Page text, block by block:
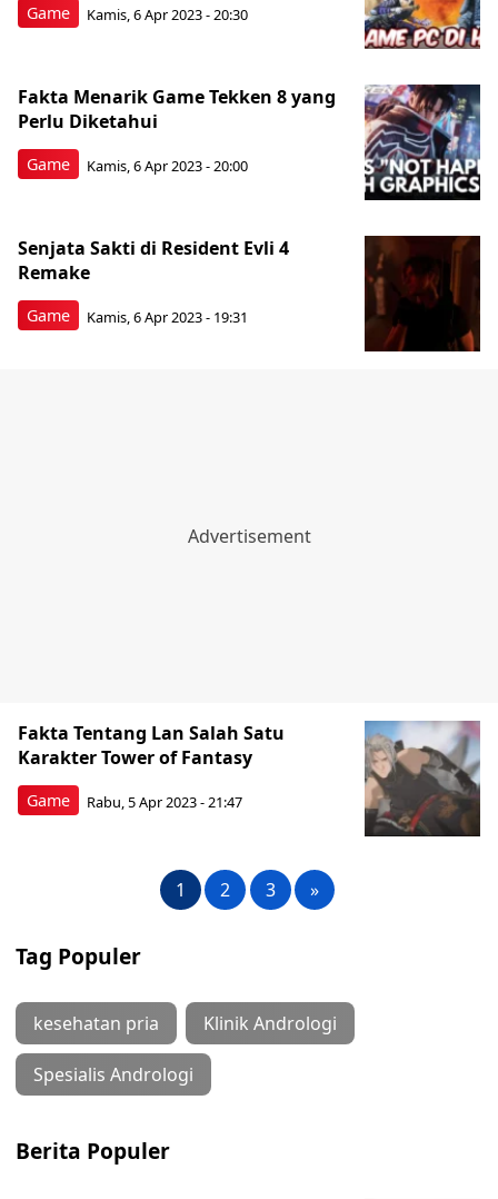
Game Kamis, 6 Apr 2023 - 20:30
Game
Fakta Menarik Game Tekken 8 yang
Perlu Diketahui
Kamis, 6 Apr 2023 - 20:00
Game
Senjata Sakti di Resident Evli 4
Remake
Kamis, 6 Apr 2023 - 19:31
Game
Fakta Tentang Lan Salah Satu
Karakter Tower of Fantasy
Rabu, 5 Apr 2023 - 21:47
1 2 3 »
Tag Populer
kesehatan pria Klinik Andrologi
Spesialis Andrologi
Berita Populer